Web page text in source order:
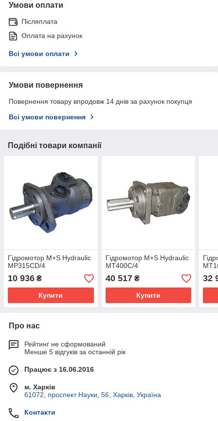
Умови оплати
Післяплата
Оплата на рахунок
Всі умови оплати
Умови повернення
Повернення товару впродовж 14 днів за рахунок покупця
Всі умови повернення
Подібні товари компанії
Гідромотор M+S Hydraulic
MP315CD/4
10 936 ₴
Купити
Гідромотор M+S Hydraulic
MT400C/4
40 517₴
Купити
32
Про нас
Рейтинг не сформований
Менше 5 відгуків за останній рік
Працює з 16.06.2016
м. Харків
61072, проспект Науки, 56, Харків, Україна
Контакти